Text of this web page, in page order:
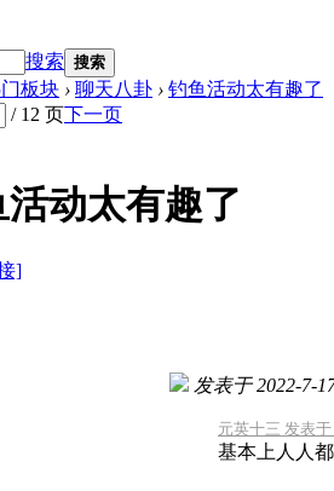
搜索 搜索
板块 › 聊天八卦 › 钓鱼活动太有趣了
/ 12 页下一页
动太有趣了
]
发表于 2022-7-
元英十三 发表
基本上人人